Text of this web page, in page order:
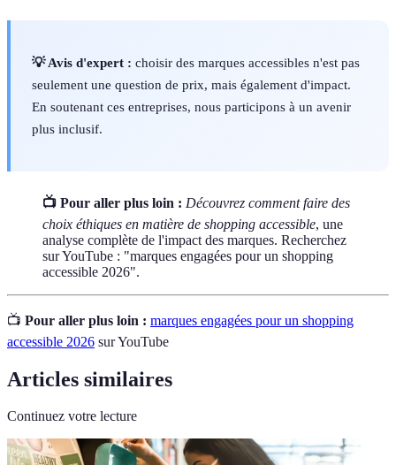
💡 Avis d'expert : choisir des marques accessibles n'est pas
seulement une question de prix, mais également d'impact.
En soutenant ces entreprises, nous participons à un avenir
plus inclusif.
📺 Pour aller plus loin : Découvrez comment faire des
choix éthiques en matière de shopping accessible, une
analyse complète de l'impact des marques. Recherchez
sur YouTube : "marques engagées pour un shopping
accessible 2026".
📺 Pour aller plus loin : marques engagées pour un shopping
accessible 2026 sur YouTube
Articles similaires
Continuez votre lecture